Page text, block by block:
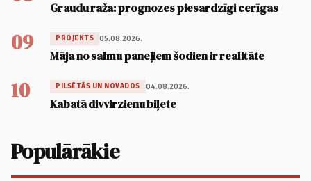
Graudu raža: prognozes piesardzīgi cerīgas
09 PROJEKTS 05.08.2026.
Māja no salmu paneļiem šodien ir realitāte
10 PILSĒTĀS UN NOVADOS 04.08.2026.
Kabatā divvirzienu biļete
Populārākie